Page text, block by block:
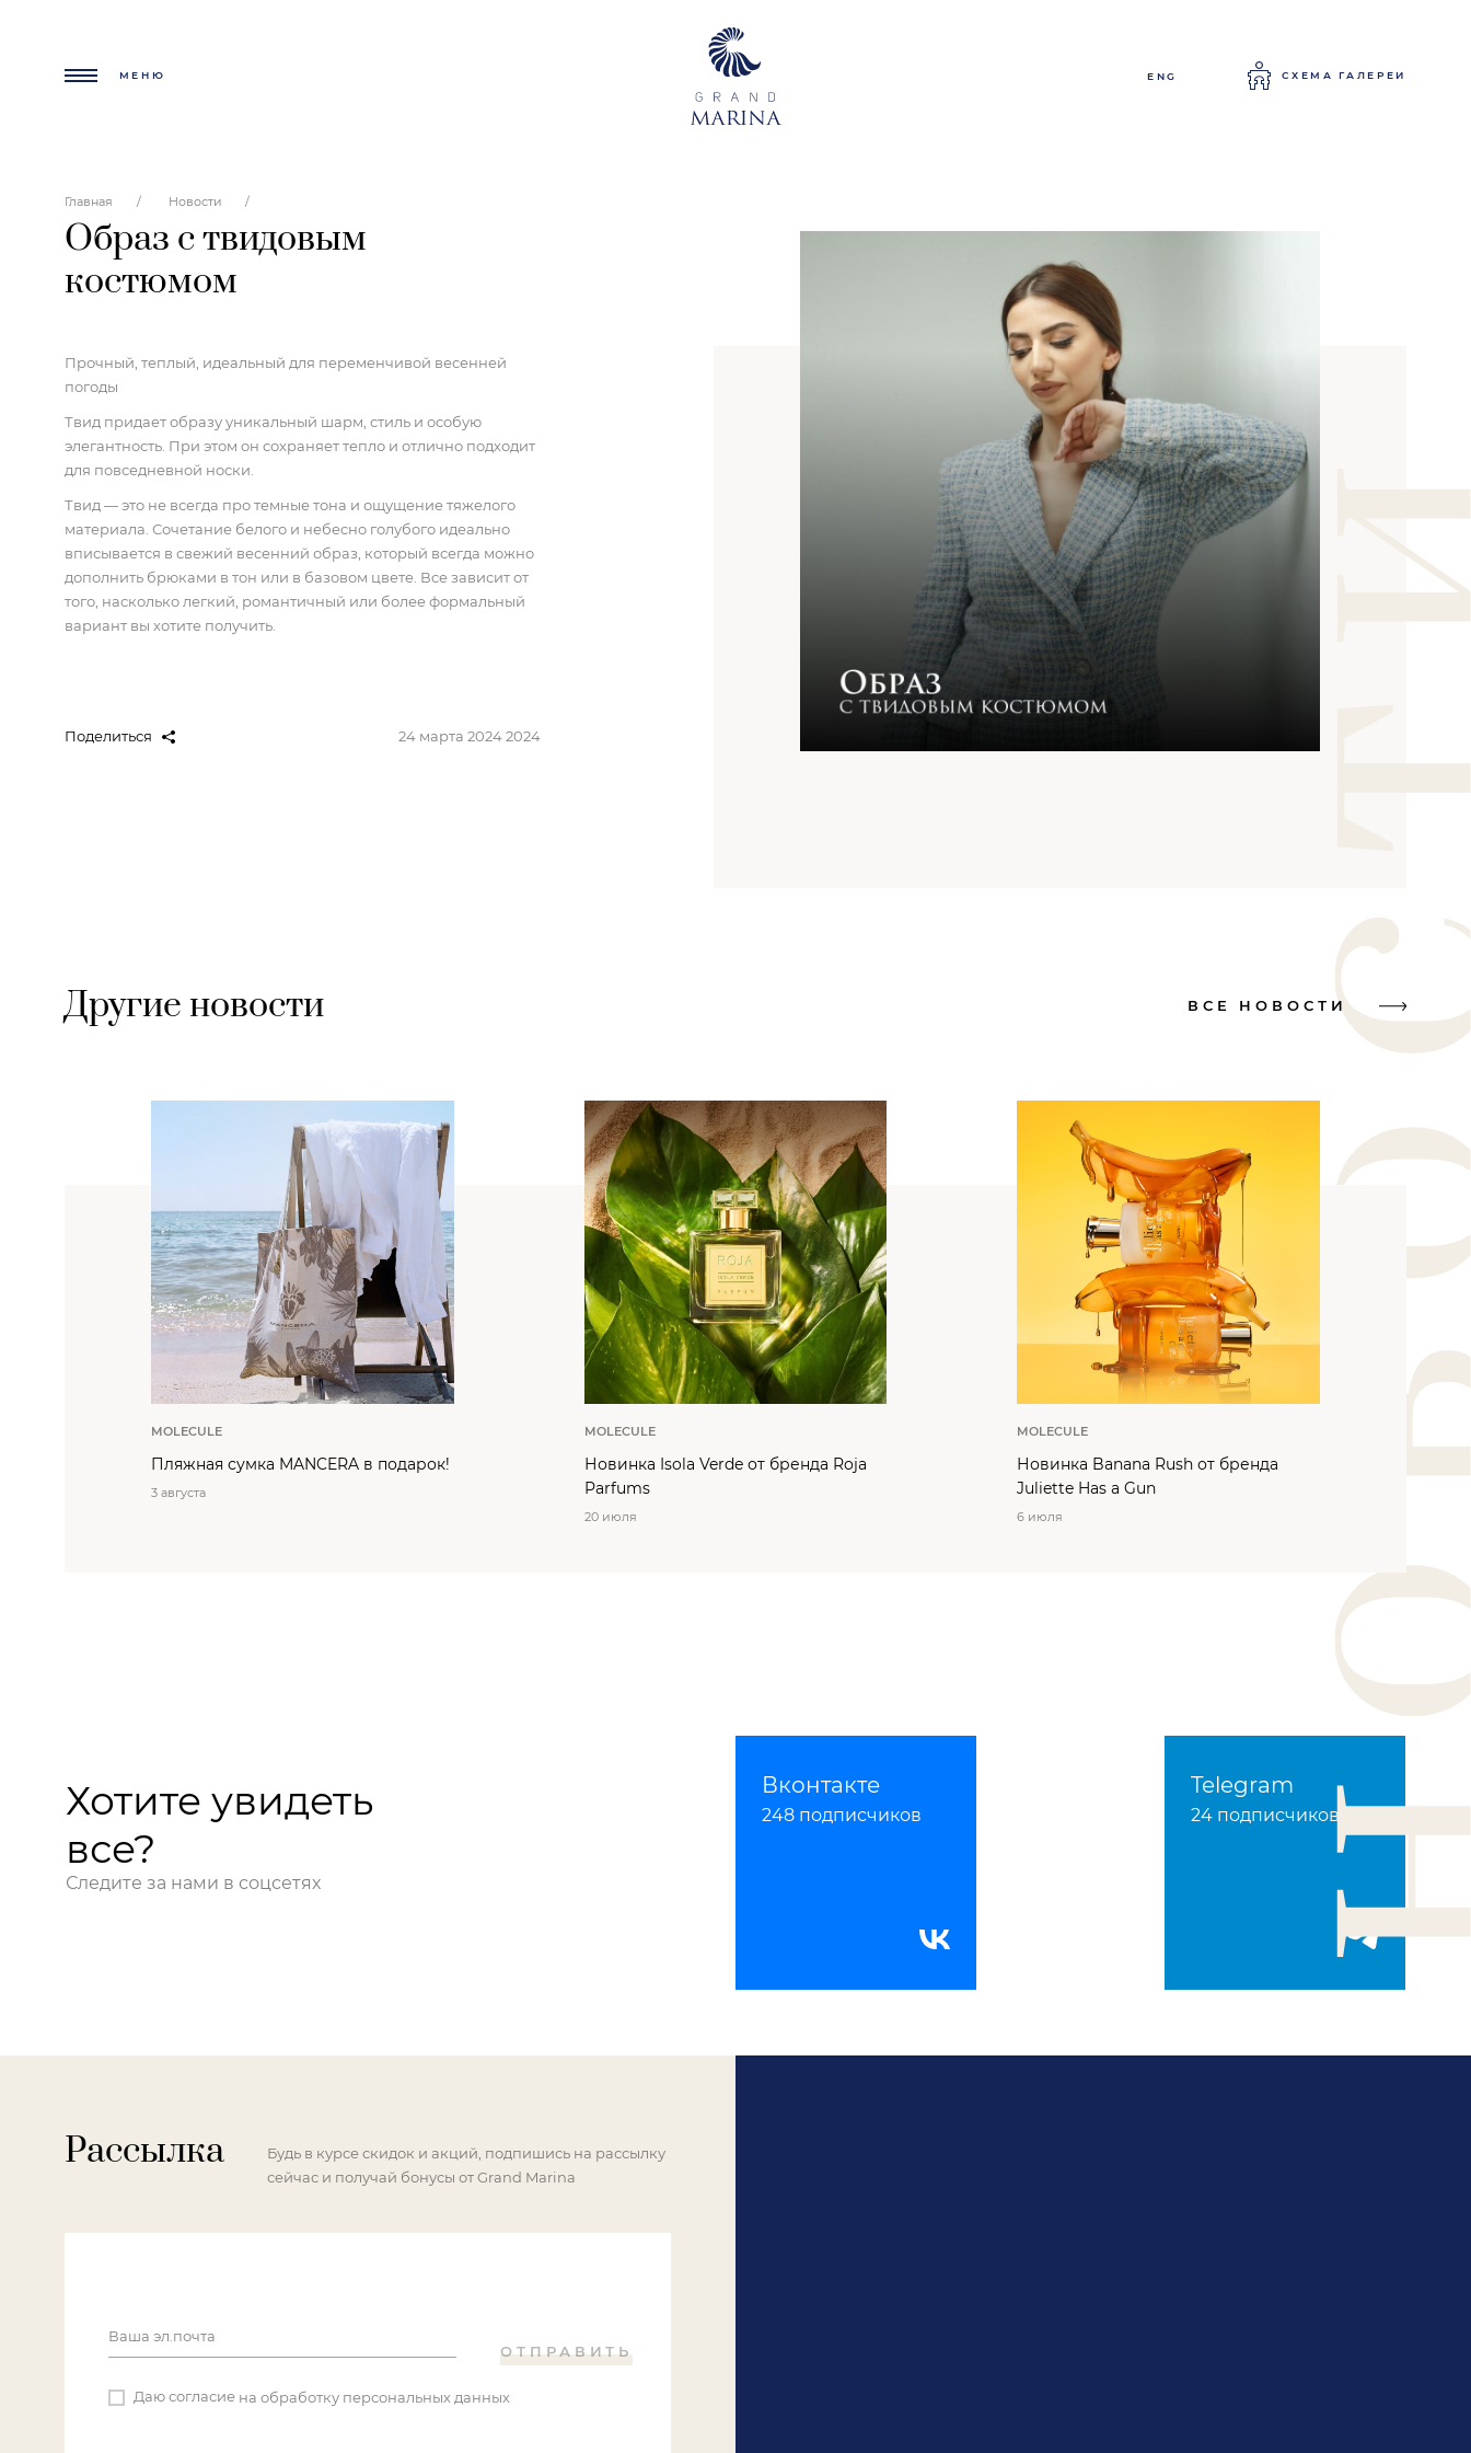
МЕНЮ ENG СХЕМА ГАЛЕРЕИ
Главная Новости
Образ с твидовым
костюмом
Прочный, теплый, идеальный для переменчивой весенней
погоды
Твид придает образу уникальный шарм, стиль и особую
элегантность. При этом он сохраняет тепло и отлично подходит
для повседневной носки.
Твид ― это не всегда про темные тона и ощущение тяжелого
материала. Сочетание белого и небесно голубого идеально
вписывается в свежий весенний образ, который всегда можно
дополнить брюками в тон или в базовом цвете. Все зависит от
того, насколько легкий, романтичный или более формальный
вариант вы хотите получить.
Поделиться 24 марта 2024 2024
Другие новости ВСЕ НОВОСТИ
MOLECULE
Пляжная сумка MANCERA в подарок!
3 августа
MOLECULE
Новинка Isola Verde от бренда Roja
Parfums
20 июля
MOLECULE
Новинка Banana Rush от бренда
Juliette Has a Gun
6 июля
Хотите увидеть
все?
Следите за нами в соцсетях
Вконтакте
248 подписчиков
Telegram
24 подписчиков
Рассылка
Будь в курсе скидок и акций, подпишись на рассылку
сейчас и получай бонусы от Grand Marina
Ваша эл.почта
ОТПРАВИТЬ
Даю согласие на обработку персональных данных